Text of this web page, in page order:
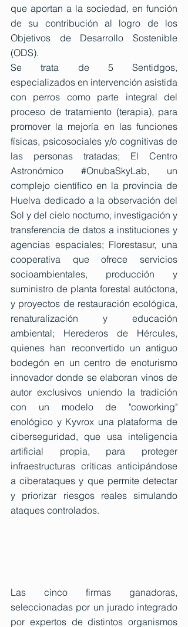
que aportan a la sociedad, en función
de su contribución al logro de los
Objetivos de Desarrollo Sostenible
(ODS).
Se trata de 5 Sentidgos,
especializados en intervención asistida
con perros como parte integral del
proceso de tratamiento (terapia), para
promover la mejoría en las funciones
físicas, psicosociales y/o cognitivas de
las personas tratadas; El Centro
Astronómico #OnubaSkyLab, un
complejo científico en la provincia de
Huelva dedicado a la observación del
Sol y del cielo nocturno, investigación y
transferencia de datos a instituciones y
agencias espaciales; Florestasur, una
cooperativa que ofrece servicios
socioambientales, producción y
suministro de planta forestal autóctona,
y proyectos de restauración ecológica,
renaturalización y educación
ambiental; Herederos de Hércules,
quienes han reconvertido un antiguo
bodegón en un centro de enoturismo
innovador donde se elaboran vinos de
autor exclusivos uniendo la tradición
con un modelo de "coworking"
enológico y Kyvrox una plataforma de
ciberseguridad, que usa inteligencia
artificial propia, para proteger
infraestructuras críticas anticipándose
a ciberataques y que permite detectar
y priorizar riesgos reales simulando
ataques controlados.
Las cinco firmas ganadoras,
seleccionadas por un jurado integrado
por expertos de distintos organismos